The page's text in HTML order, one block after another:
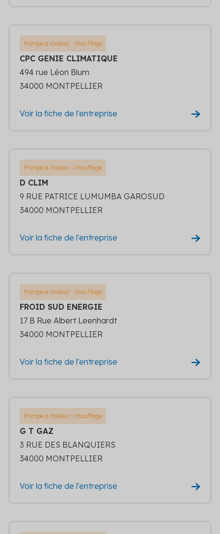
Pompe a chaleur : chauffage
CPC GENIE CLIMATIQUE
494 rue Léon Blum
34000 MONTPELLIER
Voir la fiche de l'entreprise
Pompe a chaleur : chauffage
D CLIM
9 RUE PATRICE LUMUMBA GAROSUD
34000 MONTPELLIER
Voir la fiche de l'entreprise
Pompe a chaleur : chauffage
FROID SUD ENERGIE
17 B Rue Albert Leenhardt
34000 MONTPELLIER
Voir la fiche de l'entreprise
Pompe a chaleur : chauffage
G T GAZ
3 RUE DES BLANQUIERS
34000 MONTPELLIER
Voir la fiche de l'entreprise